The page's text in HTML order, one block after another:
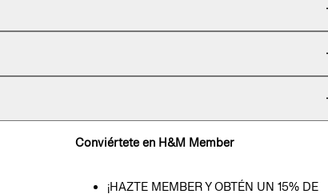
Conviértete en H&M Member
¡HAZTE MEMBER Y OBTÉN UN 15% DE